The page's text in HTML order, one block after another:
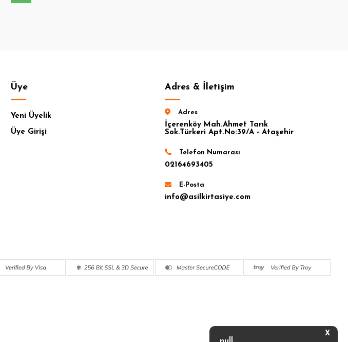
X
Üye
Yeni Üyelik
Üye Girişi
Adres & İletişim
Adres
İçerenköy Mah.Ahmet Tarık
Sok.Türkeri Apt.No:39/A - Ataşehir
Telefon Numarası
02164693405
E-Posta
info@asilkirtasiye.com